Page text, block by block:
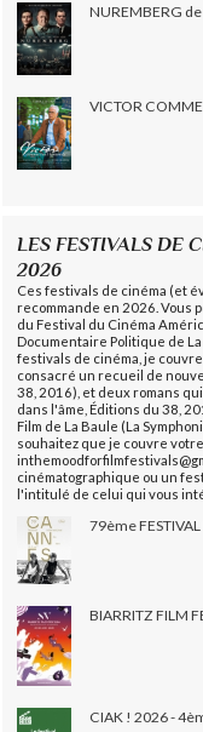
NUREMBERG
VICTOR
LES FESTIVALS DE
2026
Ces festivals de cinéma (et
recommande en 2026. Vous
du Festival du Cinéma
Documentaire Politique de
festivals de cinéma, je
consacré un recueil de
38, 2016), et deux romans
dans l'âme, Éditions du 38,
Film de La Baule (La
souhaitez que je couvre
cinématographique ou un
l'intitulé de celui qui vous
79ème
BIARRITZ FILM
CIAK ! 2026 -